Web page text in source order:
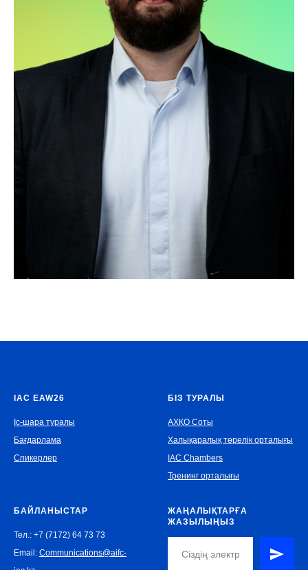
IAC EAW26
Іс-шара туралы
Бағдарлама
Спикерлер
БІЗ ТУРАЛЫ
АХҚО Соты
Халықаралық төрелік орталығы
IAC Chambers
Тренинг орталығы
БАЙЛАНЫСТАР
Тел.: +7 (7172) 64 73 73
Email: Communications@aifc-
ЖАҢАЛЫҚТАРҒА
ЖАЗЫЛЫҢЫЗ